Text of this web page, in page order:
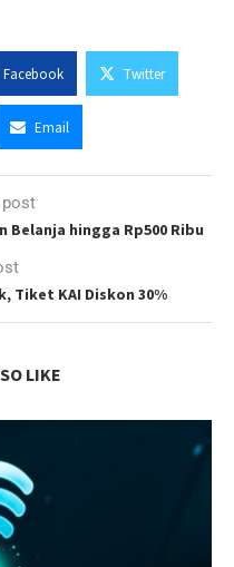
Facebook Twitter
Email
Belanja hingga Rp500 Ribu
Tiket KAI Diskon 30%
LIKE